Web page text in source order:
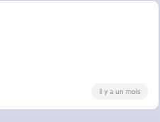
il y a un mois